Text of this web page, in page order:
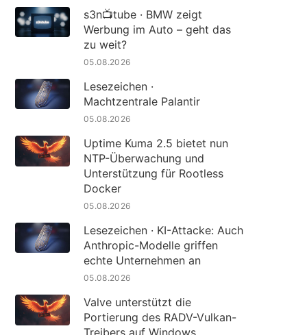
s3n📺tube · BMW zeigt
Werbung im Auto – geht das
zu weit?
05.08.2026
Lesezeichen ·
Machtzentrale Palantir
05.08.2026
Uptime Kuma 2.5 bietet nun
NTP-Überwachung und
Unterstützung für Rootless
Docker
05.08.2026
Lesezeichen · KI-Attacke: Auch
Anthropic-Modelle griffen
echte Unternehmen an
05.08.2026
Valve unterstützt die
Portierung des RADV-Vulkan-
Treibers auf Windows